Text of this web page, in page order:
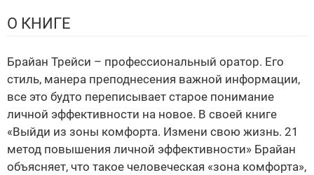
О КНИГЕ
Брайан Трейси – профессиональный оратор. Его
стиль, манера преподнесения важной информации,
все это будто переписывает старое понимание
личной эффективности на новое. В своей книге
«Выйди из зоны комфорта. Измени свою жизнь. 21
метод повышения личной эффективности» Брайан
объясняет, что такое человеческая «зона комфорта»,